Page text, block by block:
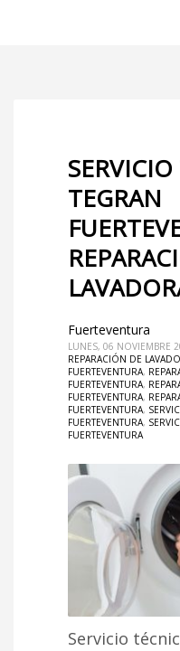
TEGRAN
Fuerteventura
LUNES, 06 NOVIEMBRE
REPARACIÓN DE
FUERTEVENTURA,
FUERTEVENTURA,
FUERTEVENTURA,
FUERTEVENTURA,
FUERTEVENTURA,
FUERTEVENTURA
Servicio